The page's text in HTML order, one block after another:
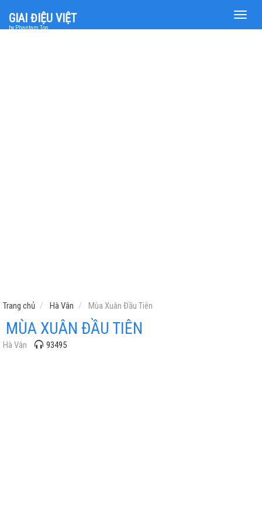
Toggle
GIAI ĐIỆU VIỆT
by Phantam Top
Trang chủ Hà Vân Mùa Xuân Đầu Tiên
MÙA XUÂN ĐẦU TIÊN
Hà Vân 93495